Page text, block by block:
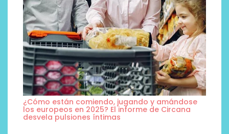
¿Cómo están comiendo, jugando y amándose
los europeos en 2025? El informe de Circana
desvela pulsiones íntimas